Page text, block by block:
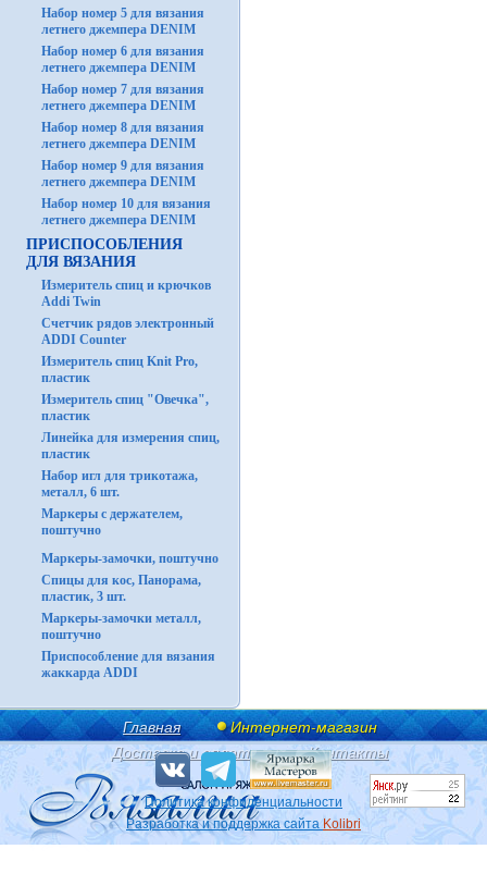
Набор номер 5 для вязания
летнего джемпера DENIM
Набор номер 6 для вязания
летнего джемпера DENIM
Набор номер 7 для вязания
летнего джемпера DENIM
Набор номер 8 для вязания
летнего джемпера DENIM
Набор номер 9 для вязания
летнего джемпера DENIM
Набор номер 10 для вязания
летнего джемпера DENIM
ПРИСПОСОБЛЕНИЯ
ДЛЯ ВЯЗАНИЯ
Измеритель спиц и крючков
Addi Twin
Счетчик рядов электронный
ADDI Counter
Измеритель спиц Knit Pro,
пластик
Измеритель спиц "Овечка",
пластик
Линейка для измерения спиц,
пластик
Набор игл для трикотажа,
металл, 6 шт.
Маркеры с держателем,
поштучно
Маркеры-замочки, поштучно
Спицы для кос, Панорама,
пластик, 3 шт.
Маркеры-замочки металл,
поштучно
Приспособление для вязания
жаккарда ADDI
Главная
Интернет-магазин
Доставка и оплата
Контакты
Политика конфиденциальности
Разработка и поддержка сайта Kolibri